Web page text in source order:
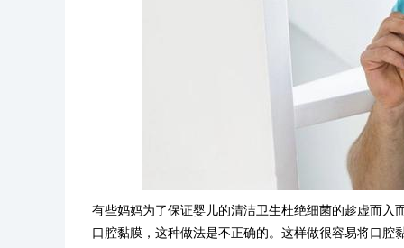
有些妈妈为了保证婴儿的清洁卫生杜绝细菌的趁虚而
口腔黏膜，这种做法是不正确的。这样做很容易将口